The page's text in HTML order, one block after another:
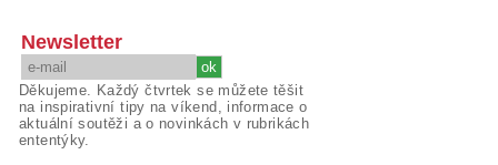
Newsletter
Děkujeme. Každý čtvrtek se můžete těšit
na inspirativní tipy na víkend, informace o
aktuální soutěži a o novinkách v rubrikách
ententýky.